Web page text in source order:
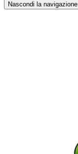
Nascondi la navigazione